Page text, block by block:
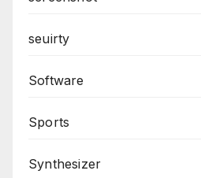
seuirty
Software
Sports
Synthesizer